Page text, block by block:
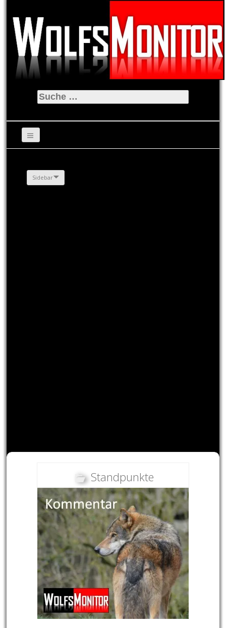
Suche
nach:
Sidebar
Standpunkte